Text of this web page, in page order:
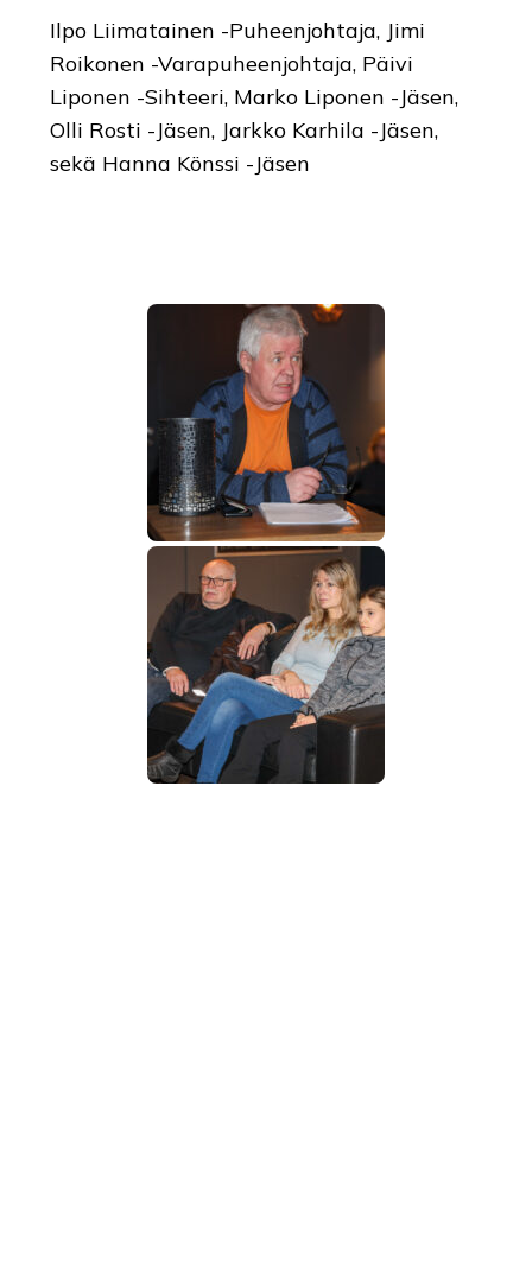
Ilpo Liimatainen -Puheenjohtaja, Jimi
Roikonen -Varapuheenjohtaja, Päivi
Liponen -Sihteeri, Marko Liponen -Jäsen,
Olli Rosti -Jäsen, Jarkko Karhila -Jäsen,
sekä Hanna Könssi -Jäsen